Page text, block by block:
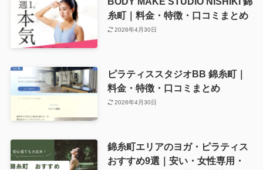
糸町｜料金・特徴・口コミまとめ
2026年4月30日
ピラティススタジオBB 錦糸町｜
料金・特徴・口コミまとめ
2026年4月30日
錦糸町エリアのヨガ・ピラティス
おすすめ9選｜安い・女性専用・